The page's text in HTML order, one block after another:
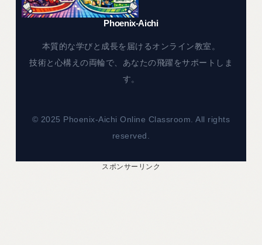
Phoenix-Aichi
本質的な学びと成長を届けるオンライン教室。
技術と心構えの両輪で、あなたの飛躍をサポートしま
す。
© 2025 Phoenix-Aichi Online Classroom. All rights
reserved.
スポンサーリンク